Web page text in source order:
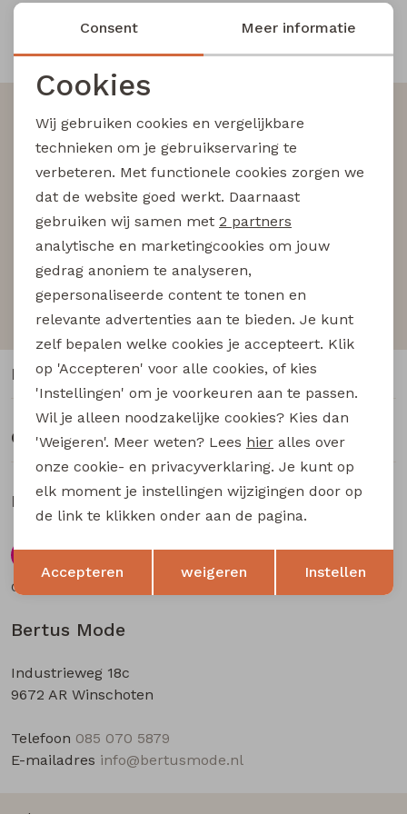
Blouses lange mouw
Sweatshirts
Pullover
Vesten
Gilet spencers
Jackjes
Blazers
Bermuda's
Piraat broeken
Lange broeken
Bermuda's
Lange broek
Jassen
Bermudas
Lange broeken
Leggings
Rokken
Lange broeken
Lange broeken
Leggings
Rokken
Sweatshirts
T-shirts lange mouw
Tops
Vesten
Altijd als eerste op de hoogte zijn?
Schrijf je in voor onze nieuwsbrief en wees als eerst
op de hoogte van nieuwe acties!
Aanmelden
Hoe we met je data omgaan? Bekijk dit in onze
privacyverklaring.
Bertus Mode
Industrieweg 18c
9672 AR Winschoten
Telefoon 085 070 5879
E-mailadres info@bertusmode.nl
Klantenservice
Over Bertus Mode
Klantbeoordelingen
Gebaseerd op
Noodzakelijke cookies
Analytische cookies
Marketing cookies
Terug Opslaan
Consent Meer informatie
Cookies
Wij gebruiken cookies en vergelijkbare
technieken om je gebruikservaring te
verbeteren. Met functionele cookies zorgen we
dat de website goed werkt. Daarnaast
gebruiken wij samen met 2 partners
analytische en marketingcookies om jouw
gedrag anoniem te analyseren,
gepersonaliseerde content te tonen en
relevante advertenties aan te bieden. Je kunt
zelf bepalen welke cookies je accepteert. Klik
op 'Accepteren' voor alle cookies, of kies
'Instellingen' om je voorkeuren aan te passen.
Wil je alleen noodzakelijke cookies? Kies dan
'Weigeren'. Meer weten? Lees hier alles over
onze cookie- en privacyverklaring. Je kunt op
elk moment je instellingen wijzigingen door op
de link te klikken onder aan de pagina.
Accepteren weigeren Instellen